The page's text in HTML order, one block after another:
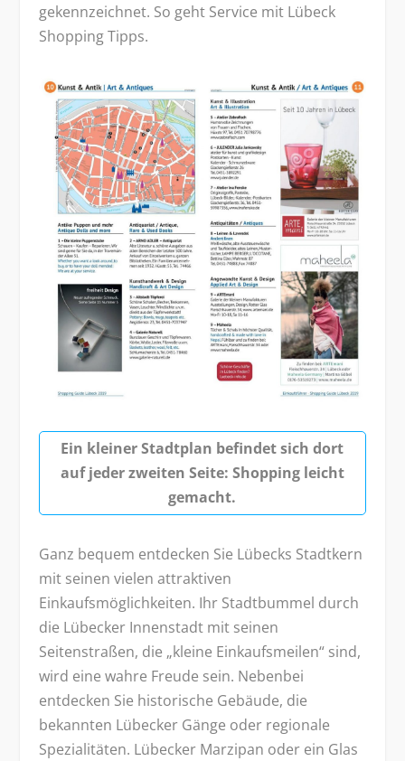
gekennzeichnet. So geht Service mit Lübeck
Shopping Tipps.
Ein kleiner Stadtplan befindet sich dort
auf jeder zweiten Seite: Shopping leicht
gemacht.
Ganz bequem entdecken Sie Lübecks Stadtkern
mit seinen vielen attraktiven
Einkaufsmöglichkeiten. Ihr Stadtbummel durch
die Lübecker Innenstadt mit seinen
Seitenstraßen, die „kleine Einkaufsmeilen“ sind,
wird eine wahre Freude sein. Nebenbei
entdecken Sie historische Gebäude, die
bekannten Lübecker Gänge oder regionale
Spezialitäten. Lübecker Marzipan oder ein Glas